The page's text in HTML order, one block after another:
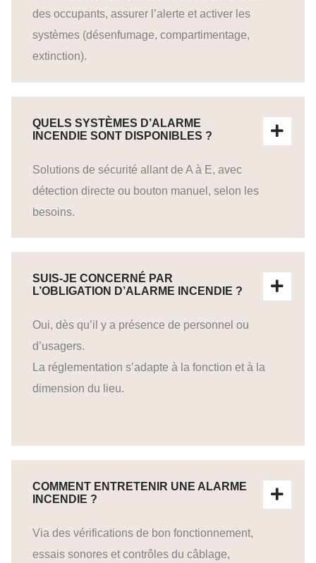
des occupants, assurer l’alerte et activer les
systèmes (désenfumage, compartimentage,
extinction).
QUELS SYSTÈMES D’ALARME
INCENDIE SONT DISPONIBLES ?
Solutions de sécurité allant de A à E, avec
détection directe ou bouton manuel, selon les
besoins.
SUIS-JE CONCERNÉ PAR
L’OBLIGATION D’ALARME INCENDIE ?
Oui, dès qu’il y a présence de personnel ou
d’usagers.
La réglementation s’adapte à la fonction et à la
dimension du lieu.
COMMENT ENTRETENIR UNE ALARME
INCENDIE ?
Via des vérifications de bon fonctionnement,
essais sonores et contrôles du câblage,